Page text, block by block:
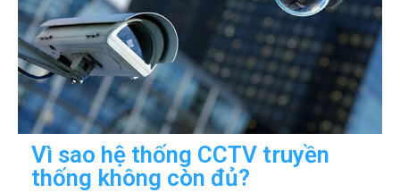
Vì sao hệ thống CCTV truyền
thống không còn đủ?